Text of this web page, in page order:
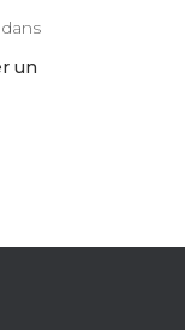
dans
un